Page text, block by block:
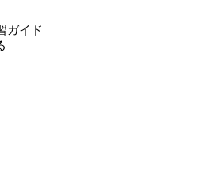
ガイド